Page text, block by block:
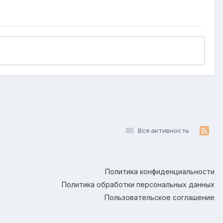
Вся активность
Политика конфиденциальности
Политика обработки персональных данных
Пользовательское соглашение